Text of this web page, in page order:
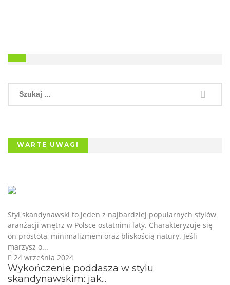
WARTE UWAGI
Wykończenie poddasza w stylu
skandynawskim: jak...
24 września 2024
Styl skandynawski to jeden z najbardziej popularnych stylów
aranżacji wnętrz w Polsce ostatnimi laty. Charakteryzuje się
on prostotą, minimalizmem oraz bliskością natury. Jeśli
marzysz o...